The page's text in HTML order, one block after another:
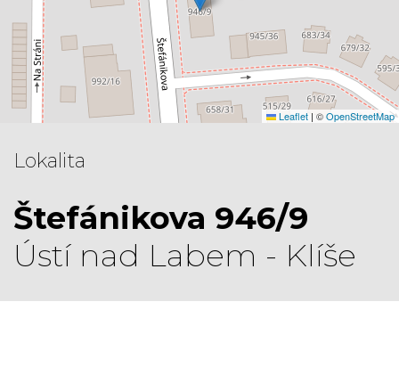
Leaflet | ©OpenStreetMap
Lokalita
Štefánikova 946/9
Ústí nad Labem - Klíše